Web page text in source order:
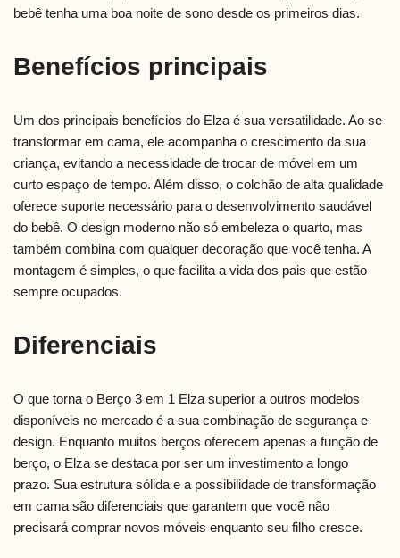
bebê tenha uma boa noite de sono desde os primeiros dias.
Benefícios principais
Um dos principais benefícios do Elza é sua versatilidade. Ao se
transformar em cama, ele acompanha o crescimento da sua
criança, evitando a necessidade de trocar de móvel em um
curto espaço de tempo. Além disso, o colchão de alta qualidade
oferece suporte necessário para o desenvolvimento saudável
do bebê. O design moderno não só embeleza o quarto, mas
também combina com qualquer decoração que você tenha. A
montagem é simples, o que facilita a vida dos pais que estão
sempre ocupados.
Diferenciais
O que torna o Berço 3 em 1 Elza superior a outros modelos
disponíveis no mercado é a sua combinação de segurança e
design. Enquanto muitos berços oferecem apenas a função de
berço, o Elza se destaca por ser um investimento a longo
prazo. Sua estrutura sólida e a possibilidade de transformação
em cama são diferenciais que garantem que você não
precisará comprar novos móveis enquanto seu filho cresce.